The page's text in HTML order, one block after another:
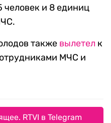
человек и 8 единиц
также вылетел к
МЧС и
RTVI в Telegram